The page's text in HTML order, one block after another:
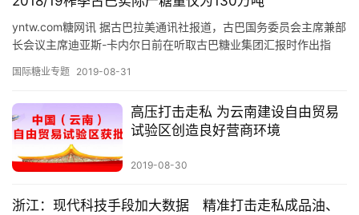
yntw.com糖网讯 据古巴拉美通讯社报道，古巴国务委员会主席兼部
长会议主席迪亚斯-卡内尔日前在听取古巴糖业集团汇报时作出指
国际糖业专题 2019-08-31
高压打击走私 为云南建设自由贸易
试验区创造良好营商环境
2019-08-30
浙江：现代科技手段加大数据 精准打击走私成品油、